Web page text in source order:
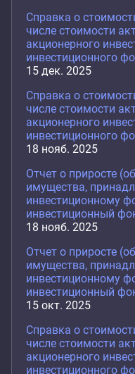
Справка о
числе стоимости
акционерного
инвестиционного
15 дек. 2025
Справка о
числе стоимости
акционерного
инвестиционного
18 нояб. 2025
Отчет о приросте
имущества,
инвестиционному
инвестиционный
18 нояб. 2025
Отчет о приросте
имущества,
инвестиционному
инвестиционный
15 окт. 2025
Справка о
числе стоимости
акционерного
инвестиционного